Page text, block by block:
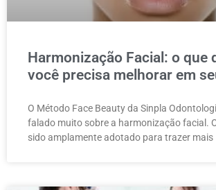
Harmonização Facial: o que
você precisa melhorar em
O Método Face Beauty da Sinpla
falado muito sobre a harmonização facial.
sido amplamente adotado para trazer mais